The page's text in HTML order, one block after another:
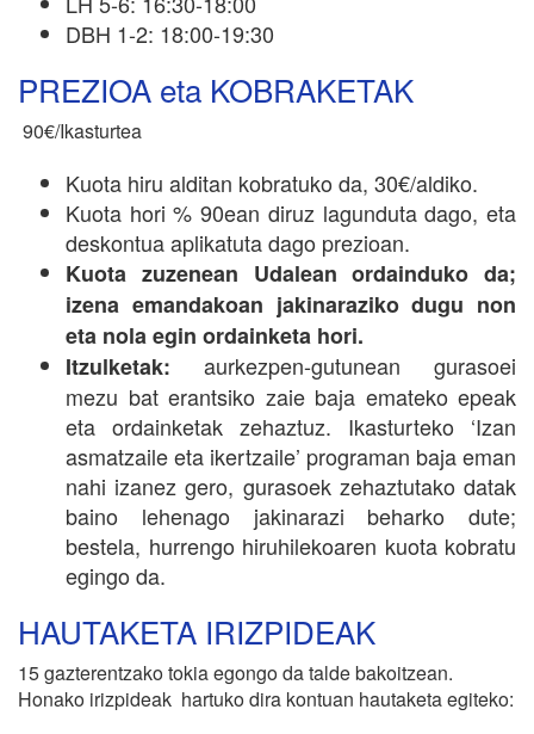
DBH 1-2: 18:00-19:30
PREZIOA eta KOBRAKETAK
90€/Ikasturtea
Kuota hiru alditan kobratuko da, 30€/aldiko.
Kuota hori % 90ean diruz lagunduta dago, eta
deskontua aplikatuta dago prezioan.
Kuota zuzenean Udalean ordainduko da;
izena emandakoan jakinaraziko dugu non
eta nola egin ordainketa hori.
Itzulketak: aurkezpen-gutunean gurasoei
mezu bat erantsiko zaie baja emateko epeak
eta ordainketak zehaztuz. Ikasturteko ‘Izan
asmatzaile eta ikertzaile’ programan baja eman
nahi izanez gero, gurasoek zehaztutako datak
baino lehenago jakinarazi beharko dute;
bestela, hurrengo hiruhilekoaren kuota kobratu
egingo da.
HAUTAKETA IRIZPIDEAK
15 gazterentzako tokia egongo da talde bakoitzean.
Honako irizpideak hartuko dira kontuan hautaketa egiteko: